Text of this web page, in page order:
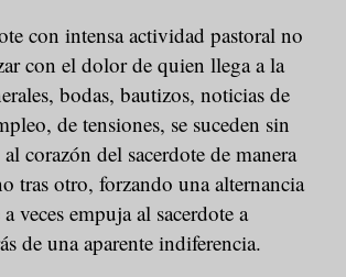
con intensa actividad pastoral no
con el dolor de quien llega a la
bodas, bautizos, noticias de
de tensiones, se suceden sin
corazón del sacerdote de manera
tras otro, forzando una alternancia
veces empuja al sacerdote a
de una aparente indiferencia.